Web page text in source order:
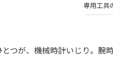
専用工具
つが、機械時計いじり。腕